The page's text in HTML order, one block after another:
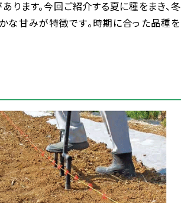
ります。今回ご紹介する夏に種をまき、冬
な甘みが特徴です。時期に合った品種を